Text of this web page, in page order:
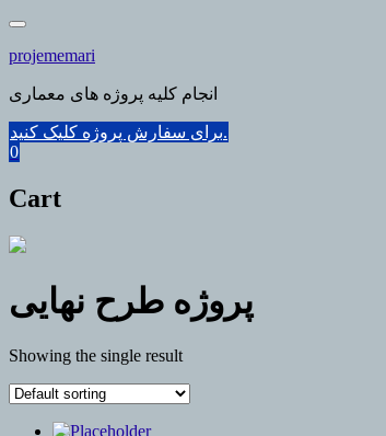
Skip
content
projememari
انجام کلیه پروژه های معماری
برای سفارش پروژه کلیک کنید.
0
Cart
پروژه طرح نهایی
Showing the single result